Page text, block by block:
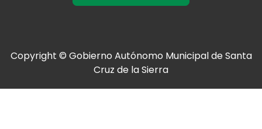
Copyright © Gobierno Autónomo Municipal de Santa
Cruz de la Sierra